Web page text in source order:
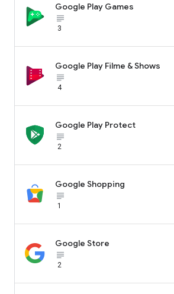
Google Play Games
subject_black
3
Google Play Filme & Shows
subject_black
4
Google Play Protect
subject_black
2
Google Shopping
subject_black
1
Google Store
subject_black
2